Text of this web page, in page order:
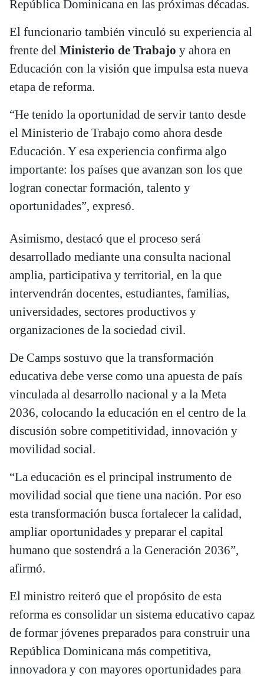
República Dominicana en las próximas décadas.
El funcionario también vinculó su experiencia al
frente del Ministerio de Trabajo y ahora en
Educación con la visión que impulsa esta nueva
etapa de reforma.
“He tenido la oportunidad de servir tanto desde
el Ministerio de Trabajo como ahora desde
Educación. Y esa experiencia confirma algo
importante: los países que avanzan son los que
logran conectar formación, talento y
oportunidades”, expresó.
Asimismo, destacó que el proceso será
desarrollado mediante una consulta nacional
amplia, participativa y territorial, en la que
intervendrán docentes, estudiantes, familias,
universidades, sectores productivos y
organizaciones de la sociedad civil.
De Camps sostuvo que la transformación
educativa debe verse como una apuesta de país
vinculada al desarrollo nacional y a la Meta
2036, colocando la educación en el centro de la
discusión sobre competitividad, innovación y
movilidad social.
“La educación es el principal instrumento de
movilidad social que tiene una nación. Por eso
esta transformación busca fortalecer la calidad,
ampliar oportunidades y preparar el capital
humano que sostendrá a la Generación 2036”,
afirmó.
El ministro reiteró que el propósito de esta
reforma es consolidar un sistema educativo capaz
de formar jóvenes preparados para construir una
República Dominicana más competitiva,
innovadora y con mayores oportunidades para